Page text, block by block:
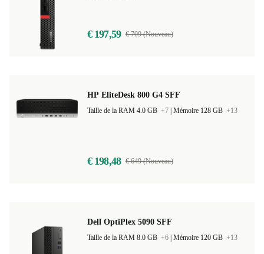
€ 197,59 € 709 (Nouveau)
HP EliteDesk 800 G4 SFF
Taille de la RAM 4.0 GB +7 Mémoire 128 GB +13
€ 198,48 € 649 (Nouveau)
Dell OptiPlex 5090 SFF
Taille de la RAM 8.0 GB +6 Mémoire 120 GB +13